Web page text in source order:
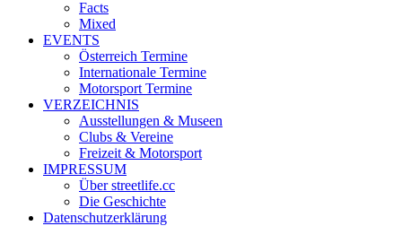
Facts
Mixed
EVENTS
Österreich Termine
Internationale Termine
Motorsport Termine
VERZEICHNIS
Ausstellungen & Museen
Clubs & Vereine
Freizeit & Motorsport
IMPRESSUM
Über streetlife.cc
Die Geschichte
Datenschutzerklärung